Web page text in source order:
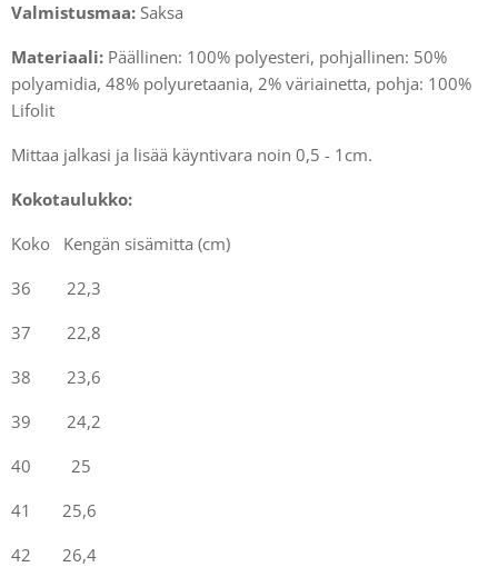
Valmistusmaa: Saksa
Materiaali: Päällinen: 100% polyesteri, pohjallinen: 50%
polyamidia, 48% polyuretaania, 2% väriainetta, pohja: 100%
Lifolit
Mittaa jalkasi ja lisää käyntivara noin 0,5 - 1cm.
Kokotaulukko:
Koko Kengän sisämitta (cm)
36 22,3
37 22,8
38 23,6
39 24,2
40 25
41 25,6
42 26,4